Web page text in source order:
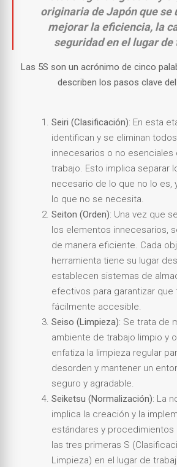
originaria de Japón que se
mejorar la eficiencia, la
seguridad en el lugar de
Las 5S son un acrónimo de cinco
describen los pasos clave
Seiri (Clasificación): En esta
identifican y se eliminan
innecesarios o no esenciales
trabajo. Esto implica separar
necesario de lo que no lo es,
lo que no se necesita.
Seiton (Orden): Una vez que
los elementos innecesarios,
de manera eficiente. Cada
herramienta tiene su lugar
establecen sistemas de
efectivos para garantizar
fácilmente accesible.
Seiso (Limpieza): Se trata de
ambiente de trabajo limpio y
enfatiza la limpieza regular
desorden y mantener un
seguro y agradable.
Seiketsu (Normalización): La
implica la creación y la
estándares y procedimientos
las tres primeras S
Limpieza) en el lugar de